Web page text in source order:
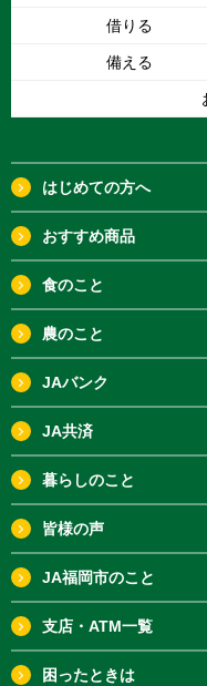
借りる
備える
はじめての方へ
おすすめ商品
食のこと
農のこと
JAバンク
JA共済
暮らしのこと
皆様の声
JA福岡市のこと
支店・ATM一覧
困ったときは